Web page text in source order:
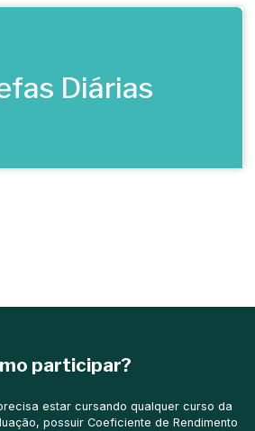
Diárias
participar?
estar cursando qualquer curso da
possuir Coeficiente de Rendimento